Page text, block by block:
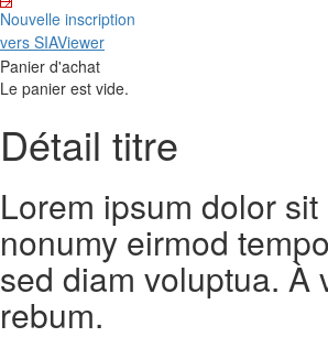
Nouvelle inscription
vers SIAViewer
Panier d'achat
Le panier est vide.
Détail titre
Lorem ipsum dolor
nonumy eirmod
sed diam voluptua. À
rebum.